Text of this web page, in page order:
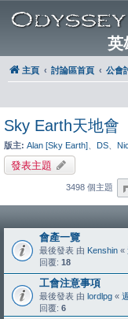
英
主頁 討論區首頁 公會
Sky Earth天地會
版主: Alan [Sky Earth] DS
發表主題
3498 個主題
會產一覽
最後發表 由 Kenshin «
回覆: 18
工會注意事項
最後發表 由 lordlpg «
回覆: 6